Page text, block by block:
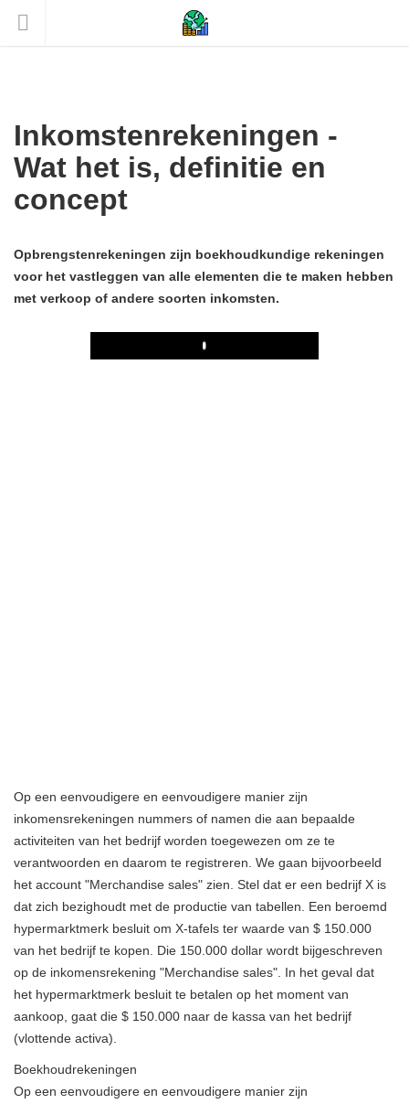
Inkomstenrekeningen -
Wat het is, definitie en
concept
Opbrengstenrekeningen zijn boekhoudkundige rekeningen
voor het vastleggen van alle elementen die te maken hebben
met verkoop of andere soorten inkomsten.
Play
Op een eenvoudigere en eenvoudigere manier zijn
inkomensrekeningen nummers of namen die aan bepaalde
activiteiten van het bedrijf worden toegewezen om ze te
verantwoorden en daarom te registreren. We gaan bijvoorbeeld
het account "Merchandise sales" zien. Stel dat er een bedrijf X is
dat zich bezighoudt met de productie van tabellen. Een beroemd
hypermarktmerk besluit om X-tafels ter waarde van $ 150.000
van het bedrijf te kopen. Die 150.000 dollar wordt bijgeschreven
op de inkomensrekening "Merchandise sales". In het geval dat
het hypermarktmerk besluit te betalen op het moment van
aankoop, gaat die $ 150.000 naar de kassa van het bedrijf
(vlottende activa).
Boekhoudrekeningen
Op een eenvoudigere en eenvoudigere manier zijn